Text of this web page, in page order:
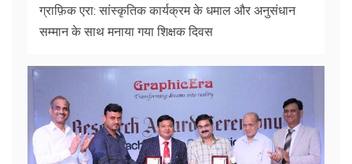
ग्राफ़िक एरा: सांस्कृतिक कार्यक्रम के धमाल और अनुसंधान
सम्मान के साथ मनाया गया शिक्षक दिवस